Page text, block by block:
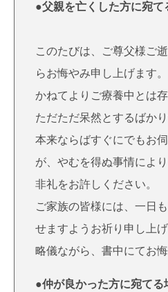
●父親を亡くした方に宛て
このたびは、ご尊父様ご
らお悔やみ申し上げます。
かねてよりご療養中とは
ただただ呆然とするばかり
本来ならばすぐにでもお
が、やむを得ぬ事情によ
非礼をお許しください。
ご家族の皆様には、一日
せますようお祈り申し上げ
略儀ながら、書中にてお
●仲が良かった方に宛てる